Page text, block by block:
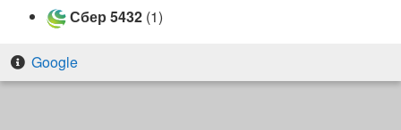
Сбер 5432 (1)
Google